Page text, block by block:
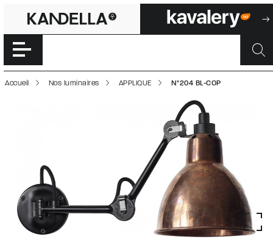
N°204 BL-COP |
Accéder directement au contenu de la page
Accueil Nos luminaires APPLIQUE N°204 BL-COP